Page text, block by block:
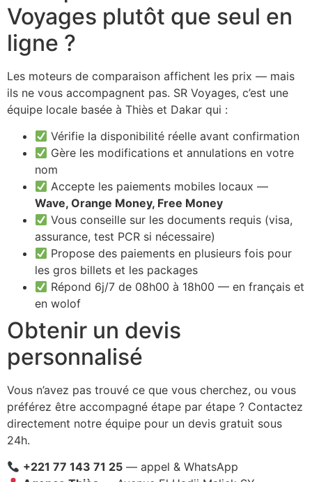
Voyages plutôt que seul en
ligne ?
Les moteurs de comparaison affichent les prix — mais
ils ne vous accompagnent pas. SR Voyages, c’est une
équipe locale basée à Thiès et Dakar qui :
Vérifie la disponibilité réelle avant confirmation
Gère les modifications et annulations en votre
nom
Accepte les paiements mobiles locaux —
Wave, Orange Money, Free Money
Vous conseille sur les documents requis (visa,
assurance, test PCR si nécessaire)
Propose des paiements en plusieurs fois pour
les gros billets et les packages
Répond 6j/7 de 08h00 à 18h00 — en français et
en wolof
Obtenir un devis
personnalisé
Vous n’avez pas trouvé ce que vous cherchez, ou vous
préférez être accompagné étape par étape ? Contactez
directement notre équipe pour un devis gratuit sous
24h.
+221 77 143 71 25 — appel & WhatsApp